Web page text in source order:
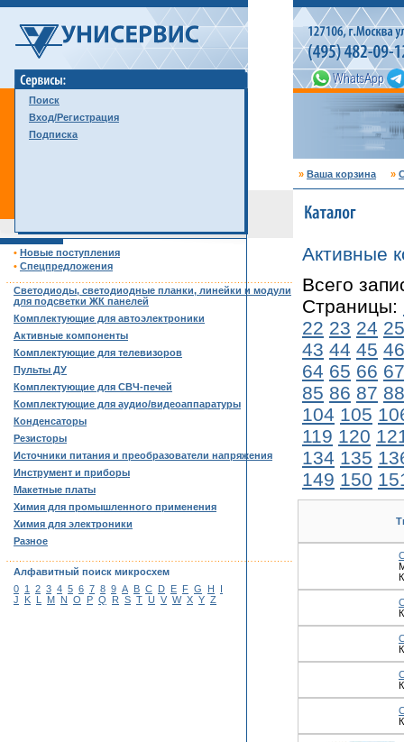
Поиск
Вход/Регистрация
Подписка
» Ваша корзина »
• Новые поступления
• Спецпредложения
Светодиоды, светодиодные планки, линейки и модули
для подсветки ЖК панелей
Комплектующие для автоэлектроники
Активные компоненты
Комплектующие для телевизоров
Пульты ДУ
Комплектующие для СВЧ-печей
Комплектующие для аудио/видеоаппаратуры
Конденсаторы
Резисторы
Источники питания и преобразователи напряжения
Инструмент и приборы
Макетные платы
Химия для промышленного применения
Химия для электроники
Разное
Алфавитный поиск микросхем
0 1 2 3 4 5 6 7 8 9 A B C D E F G H
I
J
K L M N O P Q R S T U V W X Y Z
Активные
Всего
Страницы:
22 23 24 25
43 44 45 46
64 65 66 67
85 86 87 88
104 105
119 120
134 135
149 150